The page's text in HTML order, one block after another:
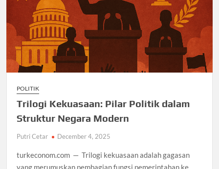
POLITIK
Trilogi Kekuasaan: Pilar Politik dalam
Struktur Negara Modern
Putri Cetar December 4, 2025
turkeconom.com — Trilogi kekuasaan adalah gagasan
yang merumuskan pembagian fungsi pemerintahan ke